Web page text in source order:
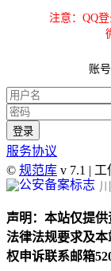
注意：QQ
账
服务协议
© 规范库 v 7.1 | 工
声明：本站仅提
法律法规要求及
权申诉联系邮箱